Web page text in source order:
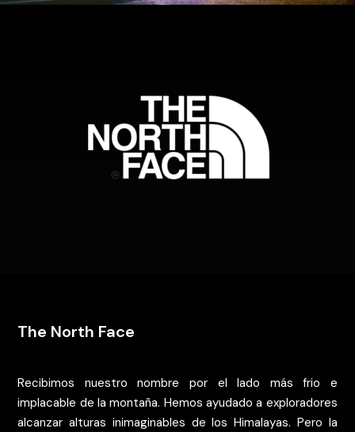
The North Face
Recibimos nuestro nombre por el lado más frio e
implacable de la montaña. Hemos ayudado a exploradores
alcanzar alturas inimaginables de los Himalayas. Pero la